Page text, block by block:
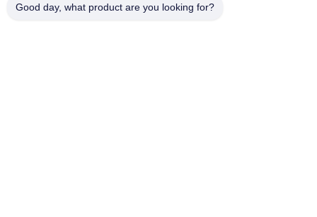
Good day, what product are you looking for?